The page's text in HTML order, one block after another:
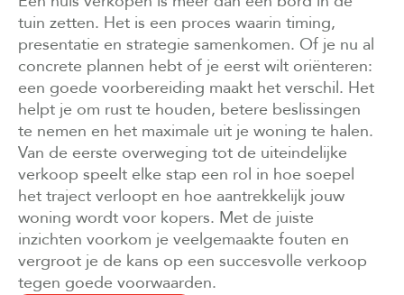
tuin zetten. Het is een proces waarin timing,
presentatie en strategie samenkomen. Of je nu al
concrete plannen hebt of je eerst wilt oriënteren:
een goede voorbereiding maakt het verschil. Het
helpt je om rust te houden, betere beslissingen
te nemen en het maximale uit je woning te halen.
Van de eerste overweging tot de uiteindelijke
verkoop speelt elke stap een rol in hoe soepel
het traject verloopt en hoe aantrekkelijk jouw
woning wordt voor kopers. Met de juiste
inzichten voorkom je veelgemaakte fouten en
vergroot je de kans op een succesvolle verkoop
tegen goede voorwaarden.